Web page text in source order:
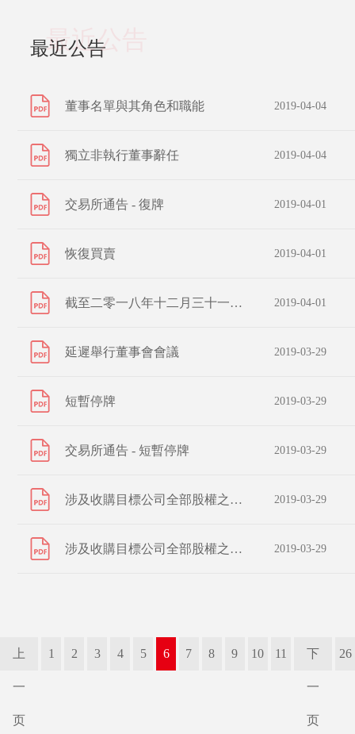
最近公告
最近公告
董事名單與其角色和職能 2019-04-04
獨立非執行董事辭任 2019-04-04
交易所通告 - 復牌 2019-04-01
恢復買賣 2019-04-01
截至二零一八年十二月三十一日止年度全年業績公告 2019-04-01
延遲舉行董事會會議 2019-03-29
短暫停牌 2019-03-29
交易所通告 - 短暫停牌 2019-03-29
涉及收購目標公司全部股權之須予披露交易 2019-03-29
涉及收購目標公司全部股權之須予披露交易 2019-03-29
上
一
页
1 2 3 4 5 6 7 8 9 10 11 下
一
页
26